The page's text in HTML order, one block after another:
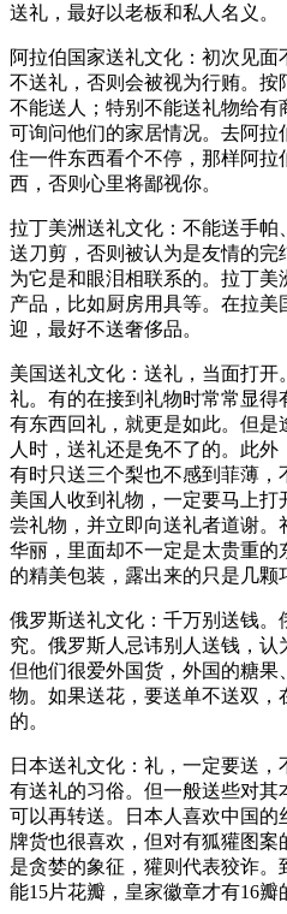
送礼，最好以老板和私人名义。
阿拉伯国家送礼文化：初次见
不送礼，否则会被视为行贿。
不能送人；特别不能送礼物给
可询问他们的家居情况。去阿
住一件东西看个不停，那样阿
西，否则心里将鄙视你。
拉丁美洲送礼文化：不能送手
送刀剪，否则被认为是友情的完
为它是和眼泪相联系的。拉丁美
产品，比如厨房用具等。在拉
迎，最好不送奢侈品。
美国送礼文化：送礼，当面打
礼。有的在接到礼物时常常显
有东西回礼，就更是如此。但
人时，送礼还是免不了的。此外
有时只送三个梨也不感到菲薄，
美国人收到礼物，一定要马上
尝礼物，并立即向送礼者道谢
华丽，里面却不一定是太贵重
的精美包装，露出来的只是几颗
俄罗斯送礼文化：千万别送钱
究。俄罗斯人忌讳别人送钱，认
但他们很爱外国货，外国的糖
物。如果送花，要送单不送双，
的。
日本送礼文化：礼，一定要送，
有送礼的习俗。但一般送些对其
可以再转送。日本人喜欢中国的
牌货也很喜欢，但对有狐獾图
是贪婪的象征，獾则代表狡诈。
能15片花瓣，皇家徽章才有16瓣